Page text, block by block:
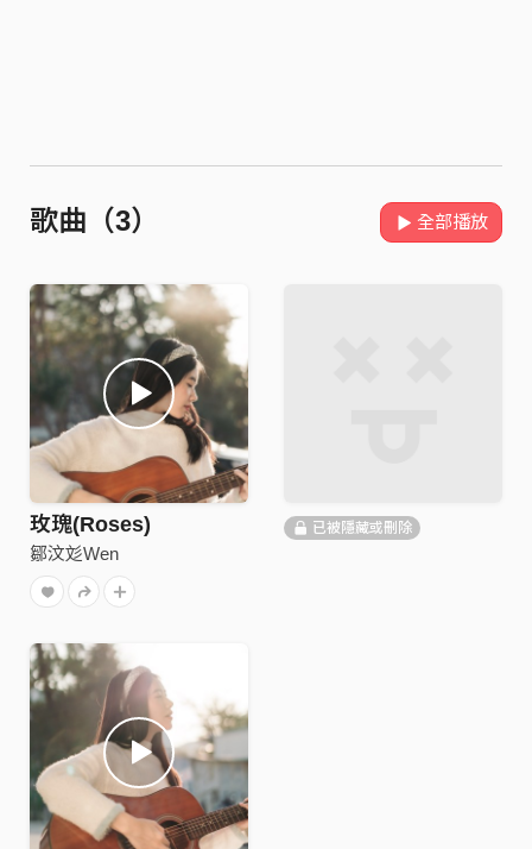
歌曲（3） 全部播放
玫瑰(Roses)
鄒汶彣Wen
已被隱藏或刪除